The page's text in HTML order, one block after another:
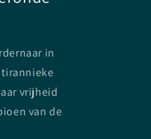
in
vrijheid
van de